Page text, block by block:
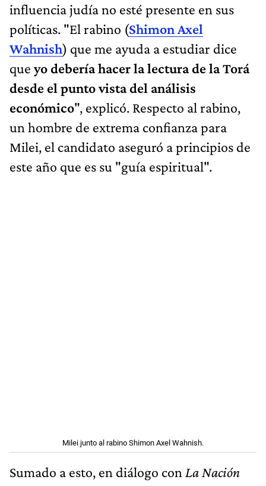
influencia judía no esté presente en sus
políticas. "El rabino (Shimon Axel
Wahnish) que me ayuda a estudiar dice
queyo debería hacer la lectura de la Torá
desde el punto vista del análisis
económico", explicó. Respecto al rabino,
un hombre de extrema confianza para
Milei, el candidato aseguró a principios de
este año que es su "guía espiritual".
Milei junto al rabino Shimon Axel Wahnish.
Sumado a esto, en diálogo con La Nación